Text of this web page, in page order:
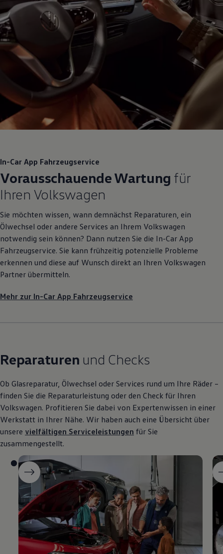
In-Car App Fahrzeugservice
Vorausschauende Wartung für
Ihren Volkswagen
Sie möchten wissen, wann demnächst Reparaturen, ein
Ölwechsel oder andere Services an Ihrem Volkswagen
notwendig sein können? Dann nutzen Sie die In-Car App
Fahrzeugservice. Sie kann frühzeitig potenzielle Probleme
erkennen und diese auf Wunsch direkt an Ihren Volkswagen
Partner übermitteln.
Mehr zur In-Car App Fahrzeugservice
Reparaturen und Checks
Ob Glasreparatur, Ölwechsel oder Services rund um Ihre Räder –
finden Sie die Reparaturleistung oder den Check für Ihren
Volkswagen. Profitieren Sie dabei von Expertenwissen in einer
Werkstatt in Ihrer Nähe. Wir haben auch eine Übersicht über
unsere vielfältigen Serviceleistungen für Sie
zusammengestellt.